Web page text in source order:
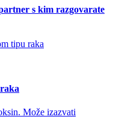
s kim razgovarate